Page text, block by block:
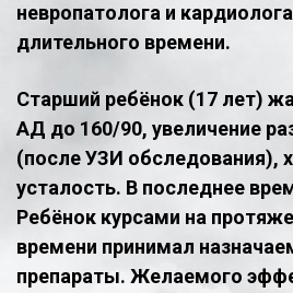
невропатолога и
длительного времени.
Старший ребёнок (17 лет)
АД до 160/90, увеличение
(после УЗИ обследования),
усталость. В последнее
Ребёнок курсами на
времени принимал
препараты. Желаемого